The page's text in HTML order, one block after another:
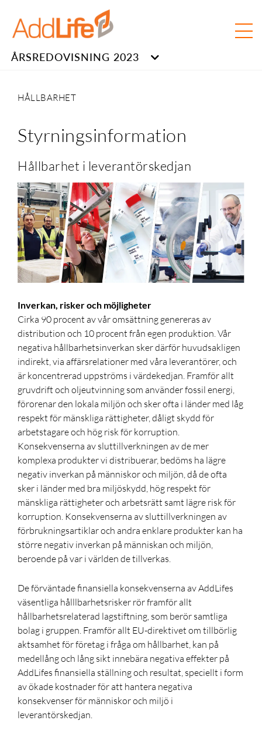
ÅRSREDOVISNING 2023
HÅLLBARHET
Styrningsinformation
Hållbarhet i leverantörskedjan
Inverkan, risker och möjligheter
Cirka 90 procent av vår omsättning genereras av
distribution och 10 procent från egen produktion. Vår
negativa hållbarhetsinverkan sker därför huvudsakligen
indirekt via affärsrelationer med våra leverantörer, och
är koncentrerad uppströms i värdekedjan. Framför allt
gruvdrift och oljeutvinning som använder fossil energi,
förorenar den lokala miljön och sker ofta i länder med låg
respekt för mänskliga rättigheter, dåligt skydd för
arbetstagare och hög risk för korruption.
Konsekvenserna av sluttillverkningen av de mer
komplexa produkter vi distribuerar, bedöms ha lägre
negativ inverkan på människor och miljön, då de ofta
sker i länder med bra miljöskydd, hög respekt för
mänskliga rättigheter och arbetsrätt samt lägre risk för
korruption. Konsekvenserna av sluttillverkningen av
förbrukningsartiklar och andra enklare produkter kan ha
större negativ inverkan på människan och miljön,
beroende på var i världen de tillverkas.
De förväntade finansiella konsekvenserna av AddLifes
väsentliga hålllbarhetsrisker rör framför allt
hållbarhetsrelaterad lagstiftning som berör samtliga
bolag i gruppen. Framför allt EU-direktivet om tillbörlig
aktsamhet för företag i fråga om hållbarhet, kan på
medellång och lång sikt innebära negativa effekter på
AddLifes finansiella ställning och resultat, speciellt i form
av ökade kostnader för att hantera negativa
konsekvenser för människor och miljö i
leverantörskedjan.